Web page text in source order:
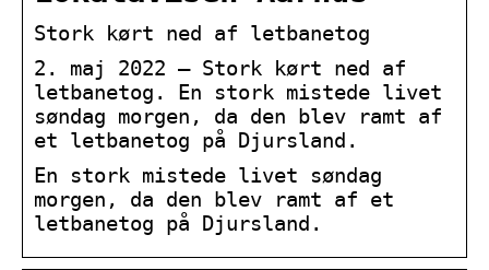
Stork kørt ned af letbanetog
2. maj 2022 — Stork kørt ned af
letbanetog. En stork mistede livet
søndag morgen, da den blev ramt af
et letbanetog på Djursland.
En stork mistede livet søndag
morgen, da den blev ramt af et
letbanetog på Djursland.